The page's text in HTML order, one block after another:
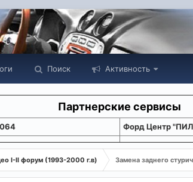
Поиск Активность
Партнерские сервисы
Форд Центр
I-II форум (1993-2000 г.в) Замена заднего